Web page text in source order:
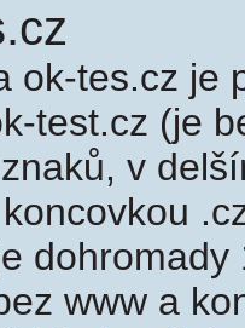
ok-tes.cz je
test.cz (je
v
www a